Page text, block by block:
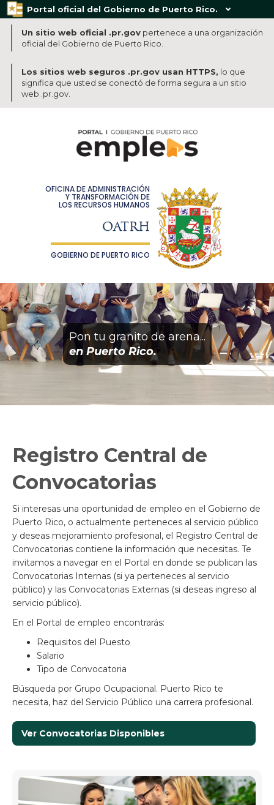
Portal oficial del Gobierno de Puerto Rico. 
Un sitio web oficial .pr.govpertenece a una organización
oficial del Gobierno de Puerto Rico.
Los sitios web seguros .pr.gov usan HTTPS, lo que
significa que usted se conectó de forma segura a un sitio
web .pr.gov.
OFICINA DE ADMINISTRACIÓN
Y TRANSFORMACIÓN DE
LOS RECURSOS HUMANOS
OATRH
GOBIERNO DE PUERTO RICO
Pon tu granito de arena...
en Puerto Rico.
Si interesas una oportunidad de empleo en el Gobierno de
Puerto Rico, o actualmente perteneces al servicio público
y deseas mejoramiento profesional, el Registro Central de
Convocatorias contiene la información que necesitas. Te
invitamos a navegar en el Portal en donde se publican las
Convocatorias Internas (si ya perteneces al servicio
público) y las Convocatorias Externas (si deseas ingreso al
servicio público).
En el Portal de empleo encontrarás:
Requisitos del Puesto
Salario
Tipo de Convocatoria
Búsqueda por Grupo Ocupacional. Puerto Rico te
necesita, haz del Servicio Público una carrera profesional.
Registro Central de
Convocatorias
Ver Convocatorias Disponibles